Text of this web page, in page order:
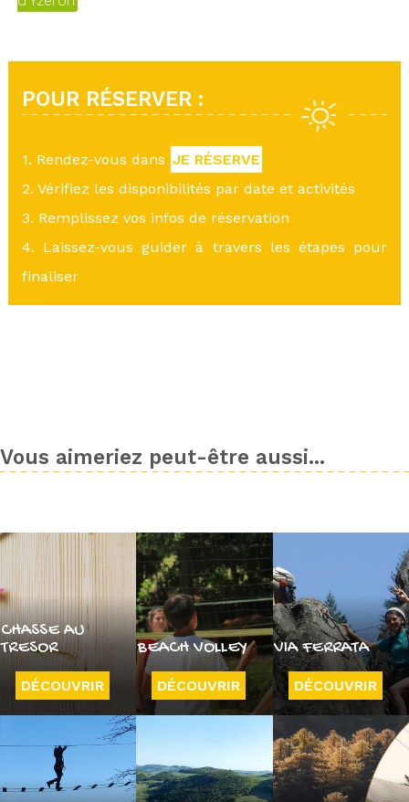
POUR RÉSERVER :
1. Rendez-vous dans JE RÉSERVE
2. Vérifiez les disponibilités par date et activités
3. Remplissez vos infos de réservation
4. Laissez-vous guider à travers les étapes pour
finaliser
Vous aimeriez peut-être aussi...
CHASSE AU
TRESOR
DÉCOUVRIR
BEACH VOLLEY
DÉCOUVRIR
VIA FERRATA
DÉCOUVRIR